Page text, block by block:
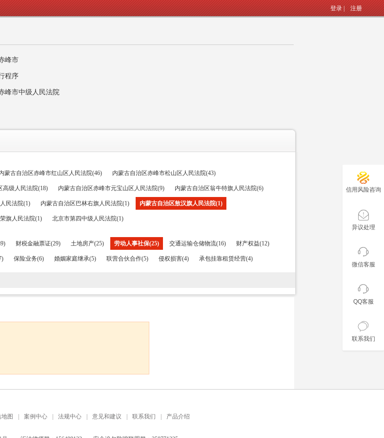
登录| 注册
峰市
程序
峰市中级人民法院
蒙古自治区赤峰市红山区人民法院(46) 内蒙古自治区赤峰市松山区人民法院(43)
高级人民法院(18) 内蒙古自治区赤峰市元宝山区人民法院(9) 内蒙古自治区翁牛特旗人民法院(6)
民法院(1) 内蒙古自治区巴林右旗人民法院(1) 内蒙古自治区敖汉旗人民法院(1)
旗人民法院(1) 北京市第四中级人民法院(1)
财税金融票证(29) 土地房产(25) 劳动人事社保(25) 交通运输仓储物流(16) 财产权益(12)
保险业务(6) 婚姻家庭继承(5) 联营合伙合作(5) 侵权损害(4) 承包挂靠租赁经营(4)
信用风险咨询
异议处理
微信客服
QQ客服
联系我们
地图 案例中心 法规中心 意见和建议 联系我们 产品介绍